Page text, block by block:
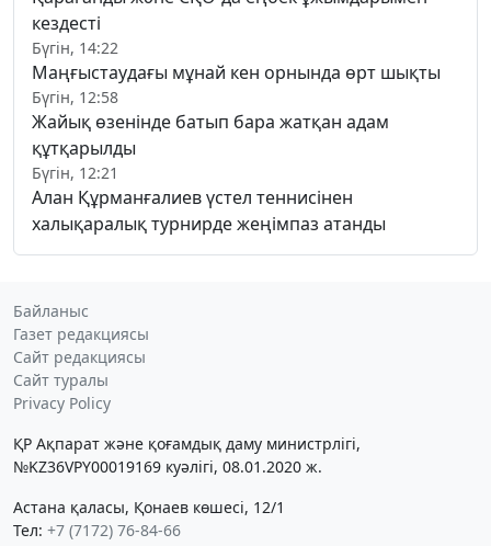
кездесті
Бүгін, 14:22
Маңғыстаудағы мұнай кен орнында өрт шықты
Бүгін, 12:58
Жайық өзенінде батып бара жатқан адам
құтқарылды
Бүгін, 12:21
Алан Құрманғалиев үстел теннисінен
халықаралық турнирде жеңімпаз атанды
Байланыс
Газет редакциясы
Сайт редакциясы
Сайт туралы
Privacy Policy
ҚР Ақпарат және қоғамдық даму министрлігі,
№KZ36VPY00019169 куәлігі, 08.01.2020 ж.
Астана қаласы, Қонаев көшесі, 12/1
Тел: +7 (7172) 76-84-66